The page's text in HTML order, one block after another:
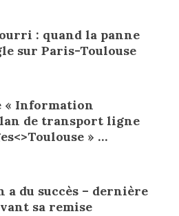
: quand la panne
sur Paris-Toulouse
« Information
de transport ligne
» …
du succès – dernière
sa remise